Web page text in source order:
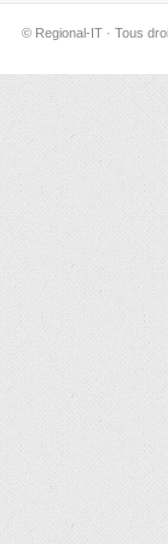
© Regional-IT · Tous